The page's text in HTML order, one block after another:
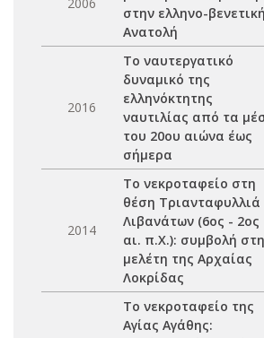
στην ελληνο-βενετική
Ανατολή
2016
Το ναυτεργατικό
δυναμικό της
ελληνόκτητης
ναυτιλίας από τα
του 20ου αιώνα έως
σήμερα
2014
Το νεκροταφείο στη
θέση Τριανταφυλλιά
Λιβανάτων (6ος - 2ος
αι. π.Χ.): συμβολή στη
μελέτη της Αρχαίας
Λοκρίδας
Το νεκροταφείο της
Αγίας Αγάθης: